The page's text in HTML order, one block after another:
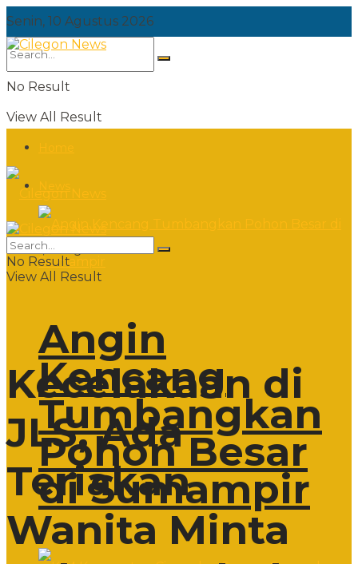
Senin, 10 Agustus 2026
No Result
View All Result
Angin
Kencang
Tumbangkan
Pohon Besar
di Sumampir
Senin, 10 Agustus 2026
No Result
View All Result
Kecelakaan di
JLS, Ada
Teriakan
Wanita Minta